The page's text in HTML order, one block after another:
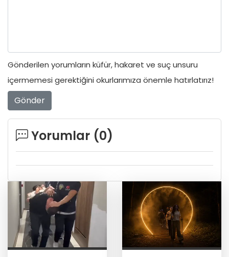
Gönderilen yorumların küfür, hakaret ve suç unsuru
içermemesi gerektiğini okurlarımıza önemle hatırlatırız!
Gönder
Yorumlar (0)